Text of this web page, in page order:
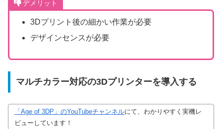
デメリット
3Dプリント後の細かい作業が必要
デザインセンスが必要
マルチカラー対応の3Dプリンターを導入する
「Age of 3DP」のYouTubeチャンネルにて、わかりやすく実機レ
ビューしています！